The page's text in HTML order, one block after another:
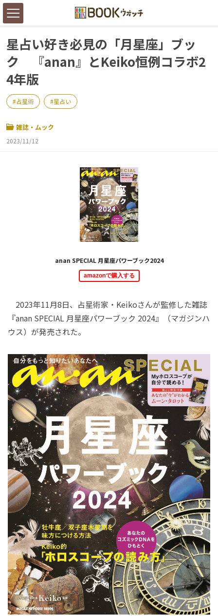
星占い好き必見の「月星座」ブッ
ク 『anan』とKeiko恒例コラボ2
4年版
占星術 星占い
雑誌・ムック
2023/11/12
anan SPECIAL 月星座パワーブック2024
amazonで購入する
2023年11月8日、占星術家・Keikoさんが監修した雑誌
『anan SPECIAL 月星座パワーブック 2024』（マガジンハ
ウス）が発売された。